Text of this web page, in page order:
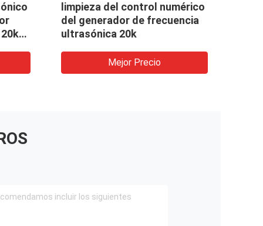
limpieza del control numérico
del generador de frecuencia
ultrasónica 20k
Mejor Precio